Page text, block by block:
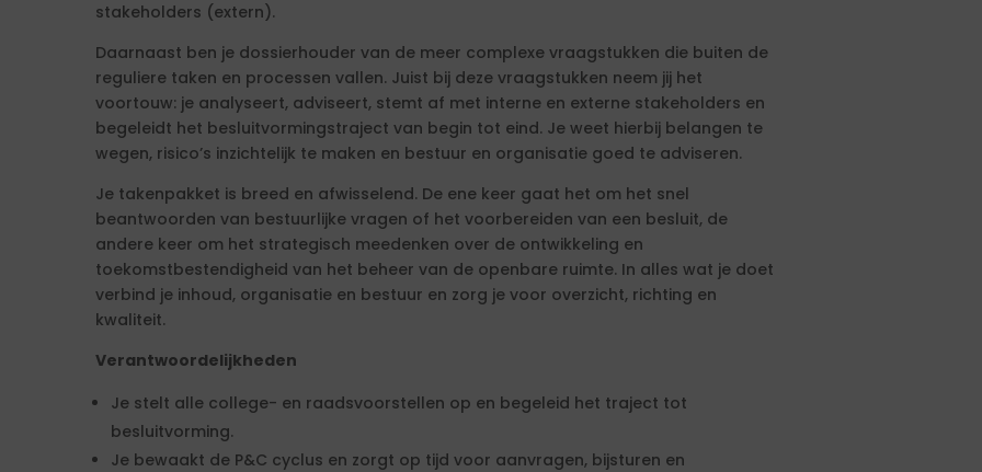
stakeholders (extern).
Daarnaast ben je dossierhouder van de meer complexe vraagstukken die buiten de
reguliere taken en processen vallen. Juist bij deze vraagstukken neem jij het
voortouw: je analyseert, adviseert, stemt af met interne en externe stakeholders en
begeleidt het besluitvormingstraject van begin tot eind. Je weet hierbij belangen te
wegen, risico’s inzichtelijk te maken en bestuur en organisatie goed te adviseren.
Je takenpakket is breed en afwisselend. De ene keer gaat het om het snel
beantwoorden van bestuurlijke vragen of het voorbereiden van een besluit, de
andere keer om het strategisch meedenken over de ontwikkeling en
toekomstbestendigheid van het beheer van de openbare ruimte. In alles wat je doet
verbind je inhoud, organisatie en bestuur en zorg je voor overzicht, richting en
kwaliteit.
Verantwoordelijkheden
Je stelt alle college- en raadsvoorstellen op en begeleid het traject tot
besluitvorming.
Je bewaakt de P&C cyclus en zorgt op tijd voor aanvragen, bijsturen en